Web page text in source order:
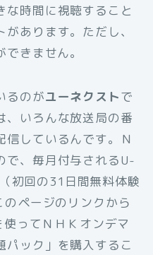
な時間に視聴すること
あります。ただし、
きません。
るのがユーネクストで
、いろんな放送局の番
しているんです。Ｎ
で、毎月付与されるU-
初回の31日間無料体験
ページのリンクから
ってＮＨＫオンデマ
パック」を購入するこ